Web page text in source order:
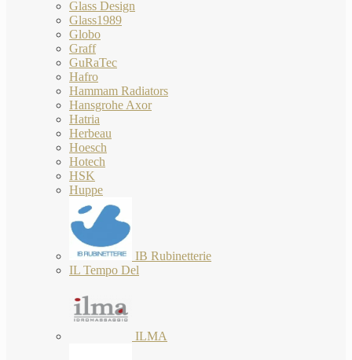
Glass Design
Glass1989
Globo
Graff
GuRaTec
Hafro
Hammam Radiators
Hansgrohe Axor
Hatria
Herbeau
Hoesch
Hotech
HSK
Huppe
IB Rubinetterie
IL Tempo Del
ILMA